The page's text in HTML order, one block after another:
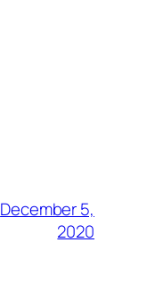
December 5,
2020